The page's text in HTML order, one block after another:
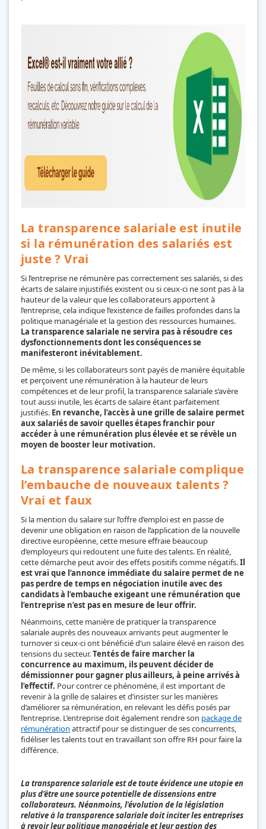
La transparence salariale est inutile
si la rémunération des salariés est
juste ? Vrai
Si l’entreprise ne rémunère pas correctement ses salariés, si des
écarts de salaire injustifiés existent ou si ceux-ci ne sont pas à la
hauteur de la valeur que les collaborateurs apportent à
l’entreprise, cela indique l’existence de failles profondes dans la
politique managériale et la gestion des ressources humaines.
La transparence salariale ne servira pas à résoudre ces
dysfonctionnements dont les conséquences se
manifesteront inévitablement.
De même, si les collaborateurs sont payés de manière équitable
et perçoivent une rémunération à la hauteur de leurs
compétences et de leur profil, la transparence salariale s’avère
tout aussi inutile, les écarts de salaire étant parfaitement
justifiés. En revanche, l’accès à une grille de salaire permet
aux salariés de savoir quelles étapes franchir pour
accéder à une rémunération plus élevée et se révèle un
moyen de booster leur motivation.
La transparence salariale complique
l’embauche de nouveaux talents ?
Vrai et faux
Si la mention du salaire sur l’offre d’emploi est en passe de
devenir une obligation en raison de l’application de la nouvelle
directive européenne, cette mesure effraie beaucoup
d’employeurs qui redoutent une fuite des talents. En réalité,
cette démarche peut avoir des effets positifs comme négatifs.Il
est vrai que l’annonce immédiate du salaire permet de ne
pas perdre de temps en négociation inutile avec des
candidats à l’embauche exigeant une rémunération que
l’entreprise n’est pas en mesure de leur offrir.
Néanmoins, cette manière de pratiquer la transparence
salariale auprès des nouveaux arrivants peut augmenter le
turnover si ceux-ci ont bénéficié d’un salaire élevé en raison des
tensions du secteur.Tentés de faire marcher la
concurrence au maximum, ils peuvent décider de
démissionner pour gagner plus ailleurs, à peine arrivés à
l’effectif. Pour contrer ce phénomène, il est important de
revenir à la grille de salaires et d’insister sur les manières
d’améliorer sa rémunération, en relevant les défis posés par
l’entreprise. L’entreprise doit également rendre son package de
rémunération attractif pour se distinguer de ses concurrents,
fidéliser les talents tout en travaillant son offre RH pour faire la
différence.
La transparence salariale est de toute évidence une utopie en
plus d’être une source potentielle de dissensions entre
collaborateurs. Néanmoins, l’évolution de la législation
relative à la transparence salariale doit inciter les entreprises
à revoir leur politique managériale et leur gestion des